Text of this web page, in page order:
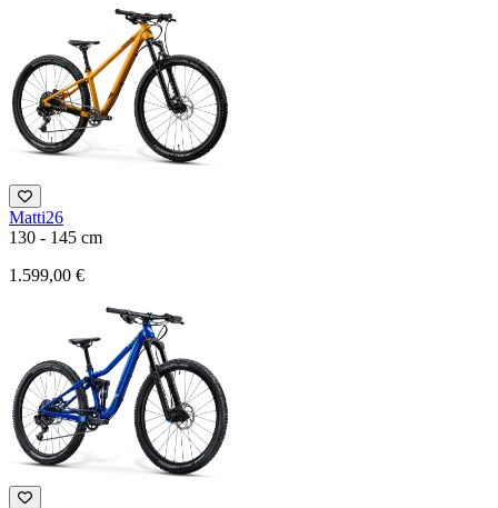
Matti26
130 - 145 cm
1.599,00 €